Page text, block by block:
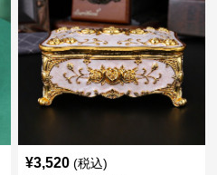
¥3,520 (税込)